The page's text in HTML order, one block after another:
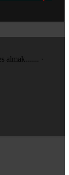
almak....... ·